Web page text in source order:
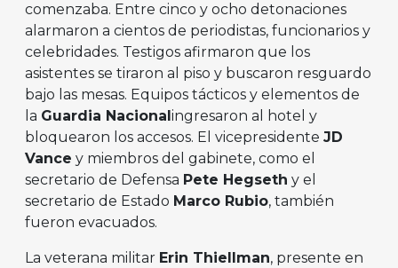
comenzaba. Entre cinco y ocho detonaciones
alarmaron a cientos de periodistas, funcionarios y
celebridades. Testigos afirmaron que los
asistentes se tiraron al piso y buscaron resguardo
bajo las mesas. Equipos tácticos y elementos de
la Guardia Nacional ingresaron al hotel y
bloquearon los accesos. El vicepresidente JD
Vance y miembros del gabinete, como el
secretario de Defensa Pete Hegseth y el
secretario de Estado Marco Rubio, también
fueron evacuados.
La veterana militar Erin Thiellman, presente en